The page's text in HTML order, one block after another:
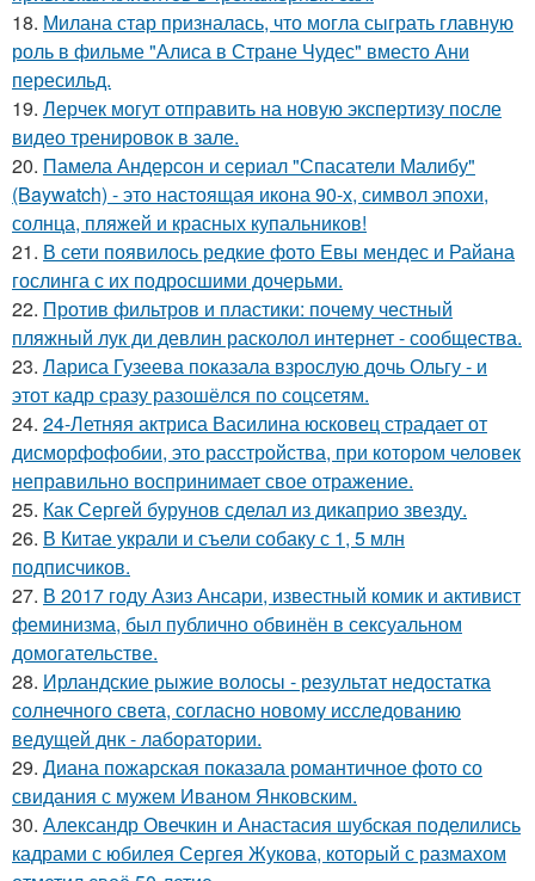
18. Милана стар призналась, что могла сыграть главную
роль в фильме "Алиса в Стране Чудес" вместо Ани
пересильд.
19. Лерчек могут отправить на новую экспертизу после
видео тренировок в зале.
20. Памела Андерсон и сериал "Спасатели Малибу"
(Baywatch) - это настоящая икона 90-х, символ эпохи,
солнца, пляжей и красных купальников!
21. В сети появилось редкие фото Евы мендес и Райана
гослинга с их подросшими дочерьми.
22. Против фильтров и пластики: почему честный
пляжный лук ди девлин расколол интернет - сообщества.
23. Лариса Гузеева показала взрослую дочь Ольгу - и
этот кадр сразу разошёлся по соцсетям.
24. 24-Летняя актриса Василина юсковец страдает от
дисморфофобии, это расстройства, при котором человек
неправильно воспринимает свое отражение.
25. Как Сергей бурунов сделал из дикаприо звезду.
26. В Китае украли и съели собаку с 1, 5 млн
подписчиков.
27. В 2017 году Азиз Ансари, известный комик и активист
феминизма, был публично обвинён в сексуальном
домогательстве.
28. Ирландские рыжие волосы - результат недостатка
солнечного света, согласно новому исследованию
ведущей днк - лаборатории.
29. Диана пожарская показала романтичное фото со
свидания с мужем Иваном Янковским.
30. Александр Овечкин и Анастасия шубская поделились
кадрами с юбилея Сергея Жукова, который с размахом